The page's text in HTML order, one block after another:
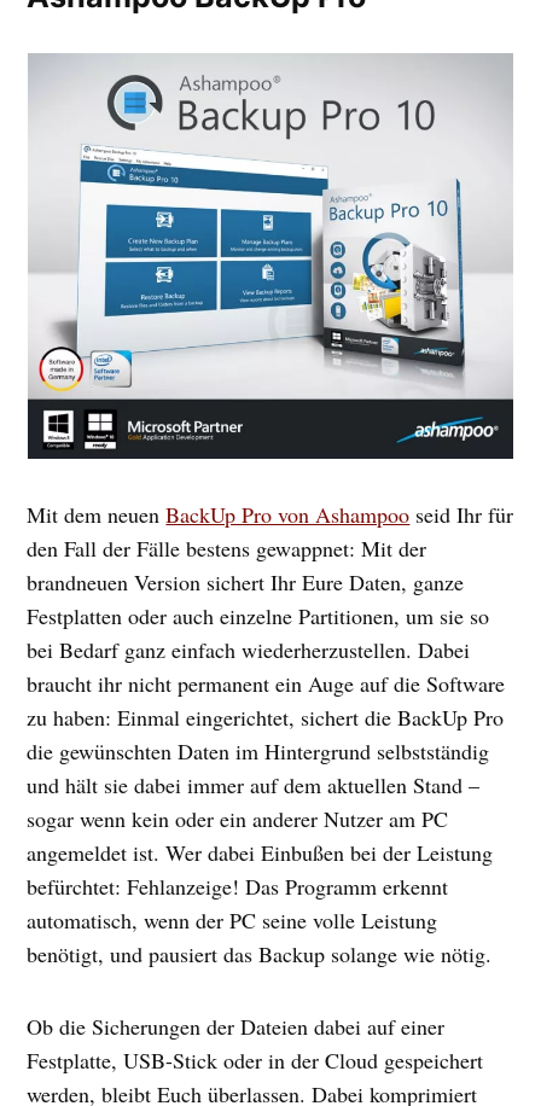
Mit dem neuenBackUp Pro von Ashampoo seid Ihr für
den Fall der Fälle bestens gewappnet: Mit der
brandneuen Version sichert Ihr Eure Daten, ganze
Festplatten oder auch einzelne Partitionen, um sie so
bei Bedarf ganz einfach wiederherzustellen. Dabei
braucht ihr nicht permanent ein Auge auf die Software
zu haben: Einmal eingerichtet, sichert die BackUp Pro
die gewünschten Daten im Hintergrund selbstständig
und hält sie dabei immer auf dem aktuellen Stand –
sogar wenn kein oder ein anderer Nutzer am PC
angemeldet ist. Wer dabei Einbußen bei der Leistung
befürchtet: Fehlanzeige! Das Programm erkennt
automatisch, wenn der PC seine volle Leistung
benötigt, und pausiert das Backup solange wie nötig.
Ob die Sicherungen der Dateien dabei auf einer
Festplatte, USB-Stick oder in der Cloud gespeichert
werden, bleibt Euch überlassen. Dabei komprimiert